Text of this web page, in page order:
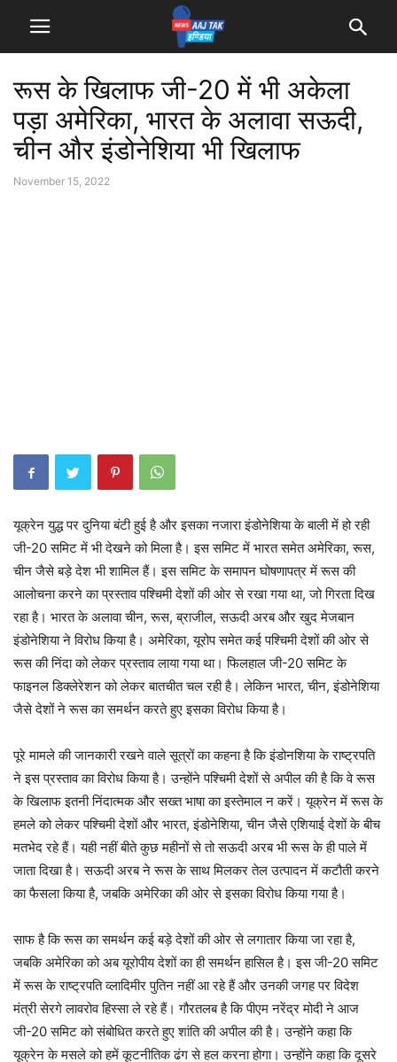
रूस के खिलाफ जी-20 में भी अकेला
पड़ा अमेरिका, भारत के अलावा सऊदी,
चीन और इंडोनेशिया भी खिलाफ
November 15, 2022
यूक्रेन युद्ध पर दुनिया बंटी हुई है और इसका नजारा इंडोनेशिया के बाली में हो रही
जी-20 समिट में भी देखने को मिला है। इस समिट में भारत समेत अमेरिका, रूस,
चीन जैसे बड़े देश भी शामिल हैं। इस समिट के समापन घोषणापत्र में रूस की
आलोचना करने का प्रस्ताव पश्चिमी देशों की ओर से रखा गया था, जो गिरता दिख
रहा है। भारत के अलावा चीन, रूस, ब्राजील, सऊदी अरब और खुद मेजबान
इंडोनेशिया ने विरोध किया है। अमेरिका, यूरोप समेत कई पश्चिमी देशों की ओर से
रूस की निंदा को लेकर प्रस्ताव लाया गया था। फिलहाल जी-20 समिट के
फाइनल डिक्लेरेशन को लेकर बातचीत चल रही है। लेकिन भारत, चीन, इंडोनेशिया
जैसे देशों ने रूस का समर्थन करते हुए इसका विरोध किया है।
पूरे मामले की जानकारी रखने वाले सूत्रों का कहना है कि इंडोनशिया के राष्ट्रपति
ने इस प्रस्ताव का विरोध किया है। उन्होंने पश्चिमी देशों से अपील की है कि वे रूस
के खिलाफ इतनी निंदात्मक और सख्त भाषा का इस्तेमाल न करें। यूक्रेन में रूस के
हमले को लेकर पश्चिमी देशों और भारत, इंडोनेशिया, चीन जैसे एशियाई देशों के बीच
मतभेद रहे हैं। यही नहीं बीते कुछ महीनों से तो सऊदी अरब भी रूस के ही पाले में
जाता दिखा है। सऊदी अरब ने रूस के साथ मिलकर तेल उत्पादन में कटौती करने
का फैसला किया है, जबकि अमेरिका की ओर से इसका विरोध किया गया है।
साफ है कि रूस का समर्थन कई बड़े देशों की ओर से लगातार किया जा रहा है,
जबकि अमेरिका को अब यूरोपीय देशों का ही समर्थन हासिल है। इस जी-20 समिट
में रूस के राष्ट्रपति व्लादिमीर पुतिन नहीं आ रहे हैं और उनकी जगह पर विदेश
मंत्री सेरगे लावरोव हिस्सा ले रहे हैं। गौरतलब है कि पीएम नरेंद्र मोदी ने आज
जी-20 समिट को संबोधित करते हुए शांति की अपील की है। उन्होंने कहा कि
यूक्रेन के मसले को हमें कूटनीतिक ढंग से हल करना होगा। उन्होंने कहा कि दूसरे